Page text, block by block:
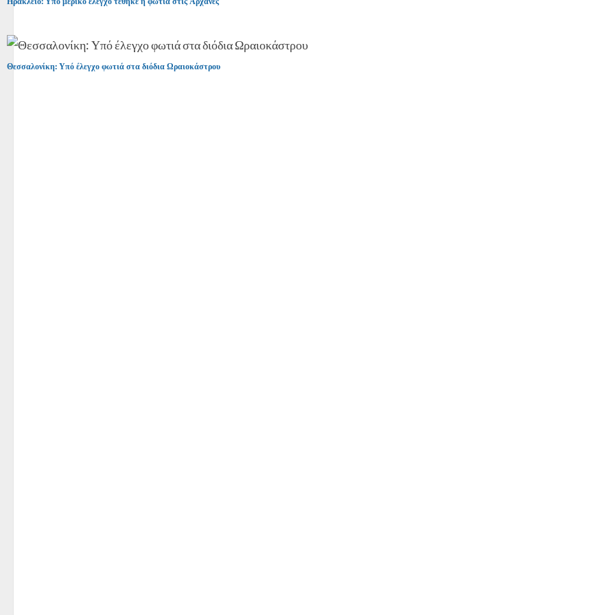
Θεσσαλονίκη: Υπό έλεγχο φωτιά στα διόδια Ωραιοκάστρου